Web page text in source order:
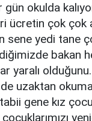
okulda
ücretin çok çok
sene yedi tane
bakan
uzaktan
gene kız